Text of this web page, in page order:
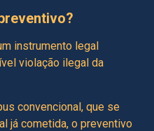
instrumento legal
violação ilegal da
convencional, que se
já cometida, o preventivo